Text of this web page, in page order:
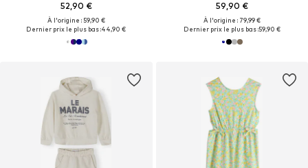
52,90 €
À l'origine : 59,90 €
Dernier prix le plus bas :44,90 €
59,90 €
À l'origine : 79,99 €
Dernier prix le plus bas :59,90 €